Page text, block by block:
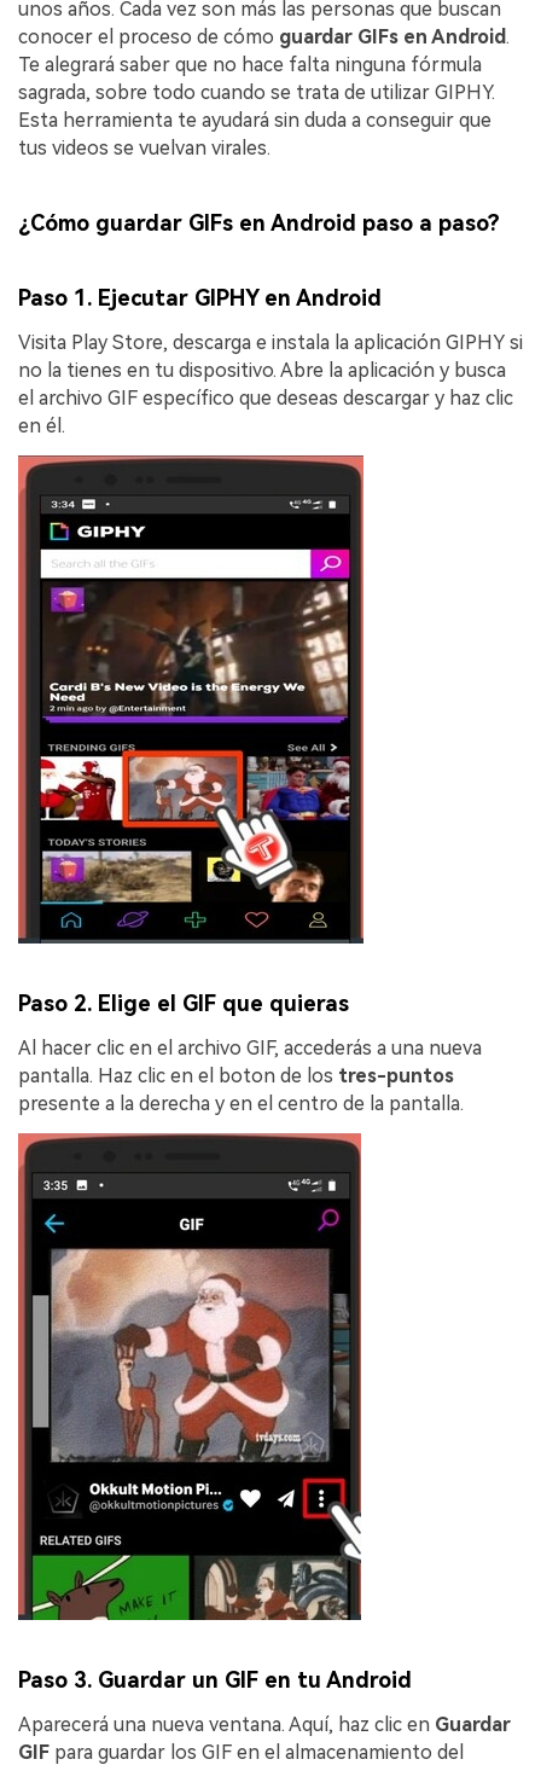
unos años. Cada vez son más las personas que buscan
conocer el proceso de cómo guardar GIFs en Android.
Te alegrará saber que no hace falta ninguna fórmula
sagrada, sobre todo cuando se trata de utilizar GIPHY.
Esta herramienta te ayudará sin duda a conseguir que
tus videos se vuelvan virales.
¿Cómo guardar GIFs en Android paso a paso?
Paso 1. Ejecutar GIPHY en Android
Visita Play Store, descarga e instala la aplicación GIPHY si
no la tienes en tu dispositivo. Abre la aplicación y busca
el archivo GIF específico que deseas descargar y haz clic
en él.
Paso 2. Elige el GIF que quieras
Al hacer clic en el archivo GIF, accederás a una nueva
pantalla. Haz clic en el boton de los tres-puntos
presente a la derecha y en el centro de la pantalla.
Paso 3. Guardar un GIF en tu Android
Aparecerá una nueva ventana. Aquí, haz clic en Guardar
GIF para guardar los GIF en el almacenamiento del